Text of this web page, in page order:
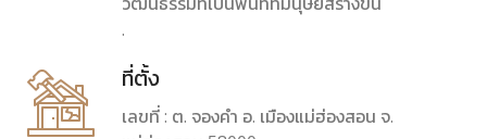
.
ที่ตั้ง
เลขที่ : ต. จองคำ อ. เมืองแม่ฮ่องสอน จ.